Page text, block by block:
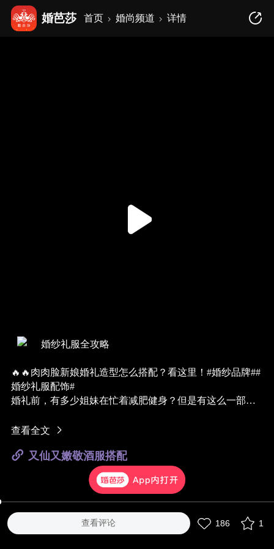
婚芭莎 首页 婚尚频道 详情
婚纱礼服全攻略
🔥🔥肉肉脸新娘婚礼造型怎么搭配？看这里！#婚纱品牌##
婚纱礼服配饰#
婚礼前，有多少姐妹在忙着减肥健身？但是有这么一部分
这不，发型、配饰、婚纱选款让你更上镜更好看的干货来
@GRACE KELLY婚纱与礼服
PRIMAVERA春羽
@JUSERE绝设婚纱礼服定制
更多一线大牌、原创爆款婚嫁商品尽在婚芭莎APP,特惠活
动多多，赶紧进店浏览吧！
查看全文
又仙又嫩敬酒服搭配
查看评论 186 1